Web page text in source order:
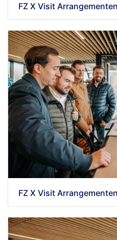
FZ X Visit
FZ X Visit